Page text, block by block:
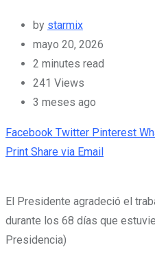
by starmix
mayo 20, 2026
2 minutes read
241 Views
3 meses ago
Facebook Twitter Pinterest
Print Share via Email
El Presidente agradeció el
durante los 68 días que
Presidencia)